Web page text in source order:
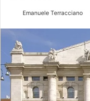
Emanuele Terracciano